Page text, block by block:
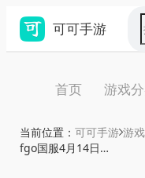
可可手游
首页 游戏
当前位置： 可可手游 游
fgo国服4月14日周任务攻略分享